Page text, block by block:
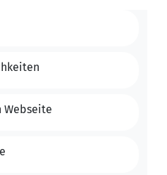
Webseite